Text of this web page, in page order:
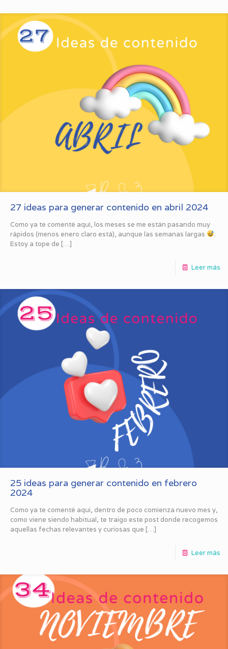
27 ideas para generar contenido en abril 2024
Como ya te comenté aquí, los meses se me están pasando muy
rápidos (menos enero claro está), aunque las semanas largas
.
Estoy a tope de […]
Leer más
25 ideas para generar contenido en febrero
2024
Como ya te comenté aquí, dentro de poco comienza nuevo mes y,
como viene siendo habitual, te traigo este post donde recogemos
aquellas fechas relevantes y curiosas que […]
Leer más